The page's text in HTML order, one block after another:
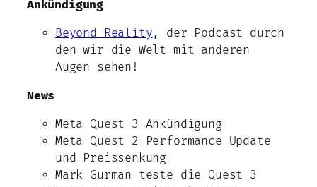
Ankündigung
Beyond Reality , der Podcast durch
den wir die Welt mit anderen
Augen sehen!
News
Meta Quest 3 Ankündigung
Meta Quest 2 Performance Update
und Preissenkung
Mark Gurman teste die Quest 3